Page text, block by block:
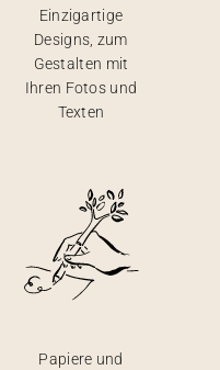
Einzigartige
Designs, zum
Gestalten mit
Ihren Fotos und
Texten
Papiere und